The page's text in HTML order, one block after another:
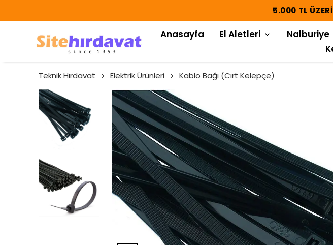
5.000 TL
Anasayfa El Aletleri Nalburiye
Teknik Hırdavat Elektrik Ürünleri Kablo Bağı (Cırt Kelepçe)